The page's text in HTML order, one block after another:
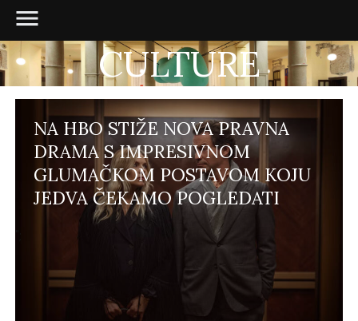
CULTURE
NA HBO STIŽE NOVA PRAVNA
DRAMA S IMPRESIVNOM
GLUMAČKOM POSTAVOM KOJU
JEDVA ČEKAMO POGLEDATI